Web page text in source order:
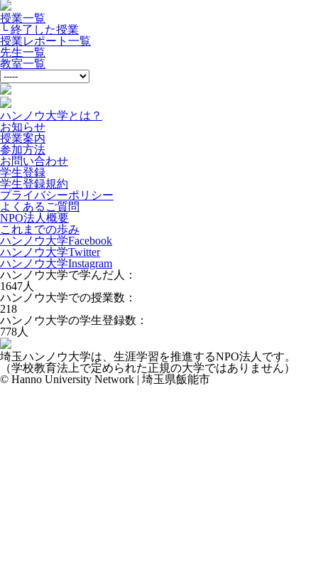
授業一覧
└ 終了した授業
授業レポート一覧
先生一覧
教室一覧
ハンノウ大学とは？
お知らせ
授業案内
参加方法
お問い合わせ
学生登録
学生登録規約
プライバシーポリシー
よくあるご質問
NPO法人概要
これまでの歩み
ハンノウ大学Facebook
ハンノウ大学Twitter
ハンノウ大学Instagram
ハンノウ大学で学んだ人：
1647人
ハンノウ大学での授業数：
218
ハンノウ大学の学生登録数：
778人
埼玉ハンノウ大学は、生涯学習を推進するNPO法人です。
（学校教育法上で定められた正規の大学ではありません）
© Hanno University Network | 埼玉県飯能市